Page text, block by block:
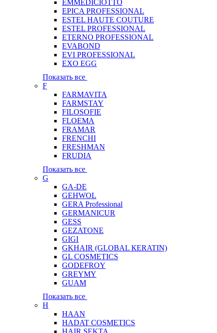
EMMEDICIOTTO
EPICA PROFESSIONAL
ESTEL HAUTE COUTURE
ESTEL PROFESSIONAL
ETERNO PROFESSIONAL
EVABOND
EVI PROFESSIONAL
EXO EGG
Показать все
F
FARMAVITA
FARMSTAY
FILOSOFIE
FLOEMA
FRAMAR
FRENCHI
FRESHMAN
FRUDIA
Показать все
G
GA-DE
GEHWOL
GERA Professional
GERMANICUR
GESS
GEZATONE
GIGI
GKHAIR (GLOBAL КЕRATIN)
GL COSMETICS
GODEFROY
GREYMY
GUAM
Показать все
H
HAAN
HADAT COSMETICS
HAIR SEKTA